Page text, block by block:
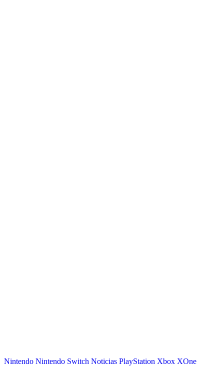
Nintendo Nintendo Switch Noticias PlayStation Xbox XOne